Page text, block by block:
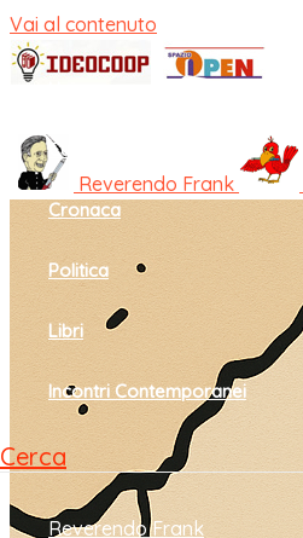
Vai al contenuto
Cultura e società
Cronaca
Politica
Libri
Incontri Contemporanei
Cerca
Reverendo Frank
Reverendo Frank